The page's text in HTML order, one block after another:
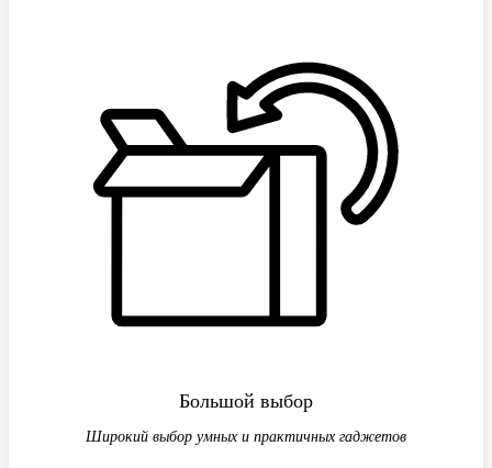
Большой выбор
Широкий выбор умных и практичных гаджетов